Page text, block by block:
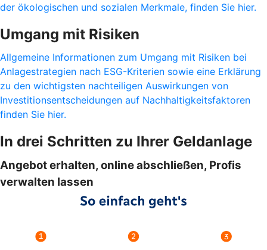
der ökologischen und sozialen Merkmale, finden Sie hier.
Umgang mit Risiken
Allgemeine Informationen zum Umgang mit Risiken bei
Anlagestrategien nach ESG-Kriterien sowie eine Erklärung
zu den wichtigsten nachteiligen Auswirkungen von
Investitionsentscheidungen auf Nachhaltigkeitsfaktoren
finden Sie hier.
In drei Schritten zu Ihrer Geldanlage
Angebot erhalten, online abschließen, Profis
verwalten lassen